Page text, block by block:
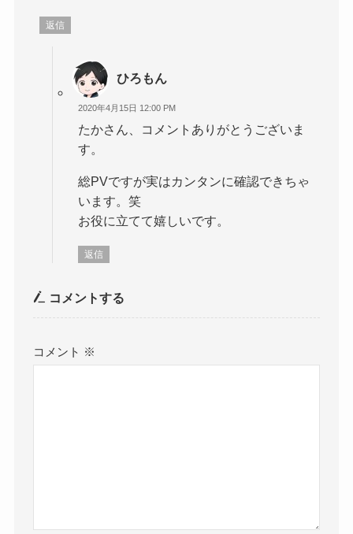
返信
ひろもん
2020年4月15日 12:00 PM
たかさん、コメントありがとうございま
す。
総PVですが実はカンタンに確認できちゃ
います。笑
お役に立てて嬉しいです。
返信
コメントする
コメント ※